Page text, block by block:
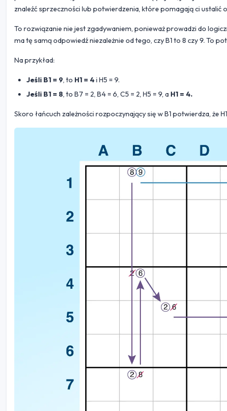
znaleźć sprzeczności lub potwierdzenia, które pomagają ci ustalić
To rozwiązanie nie jest zgadywaniem, ponieważ prowadzi do
ma tę samą odpowiedź niezależnie od tego, czy B1 to 8 czy 9. To
Na przykład:
Jeśli B1 = 9, to H1 = 4i H5 = 9.
Jeśli B1 = 8, to B7 = 2, B4 = 6, C5 = 2, H5 = 9, a H1 = 4.
Skoro łańcuch zależności rozpoczynający się w B1 potwierdza, że